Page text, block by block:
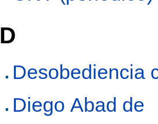
D
Desobediencia
Diego Abad de